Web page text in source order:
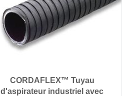
CORDAFLEX™ Tuyau
d'aspirateur industriel avec